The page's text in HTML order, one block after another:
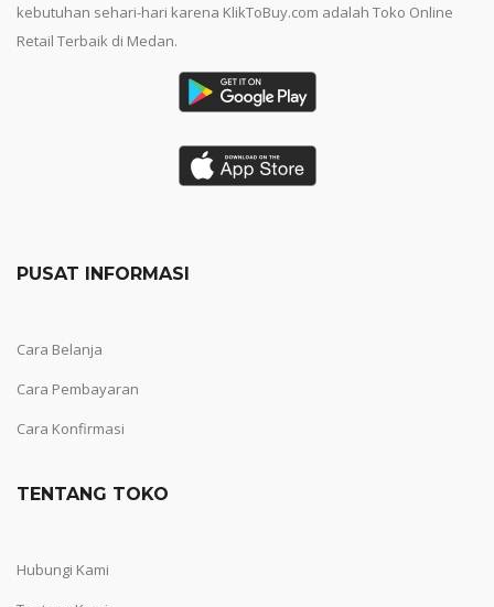
kebutuhan sehari-hari karena KlikToBuy.com adalah Toko Online
Retail Terbaik di Medan.
PUSAT INFORMASI
Cara Belanja
Cara Pembayaran
Cara Konfirmasi
TENTANG TOKO
Hubungi Kami